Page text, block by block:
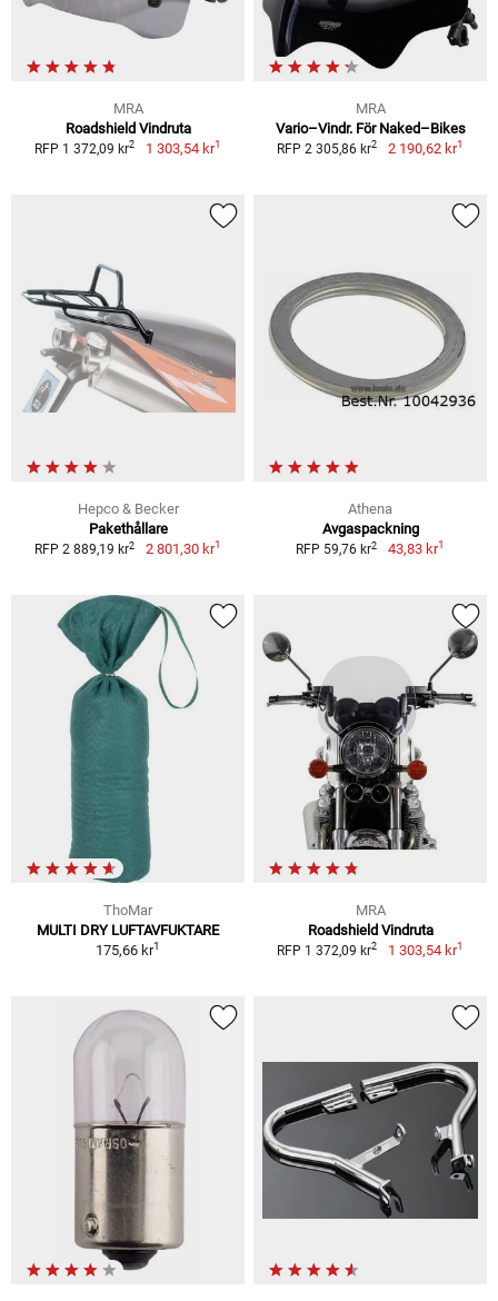
MRA
Roadshield Vindruta
RFP 1 372,09 kr2 1 303,54 kr1
MRA
Vario–Vindr. För Naked–Bikes
RFP 2 305,86 kr2 2 190,62 kr1
Hepco & Becker
Pakethållare
RFP 2 889,19 kr2 2 801,30 kr1
Athena
Avgaspackning
RFP 59,76 kr2 43,83 kr1
ThoMar
MULTI DRY LUFTAVFUKTARE
175,66 kr1
MRA
Roadshield Vindruta
RFP 1 372,09 kr2 1 303,54 kr1